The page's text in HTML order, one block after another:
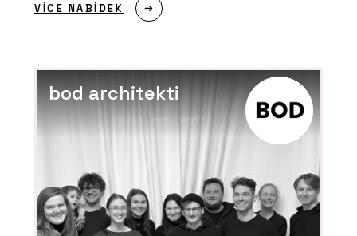
VÍCE NABÍDEK
bod architekti